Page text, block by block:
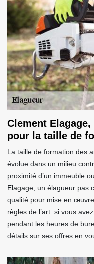
Clement
pour la taille de
La taille de formation des
évolue dans un milieu
proximité d’un immeuble
Elagage, un élagueur pas
qualité pour mise en
règles de l’art. si vous
pendant les heures de
détails sur ses offres en